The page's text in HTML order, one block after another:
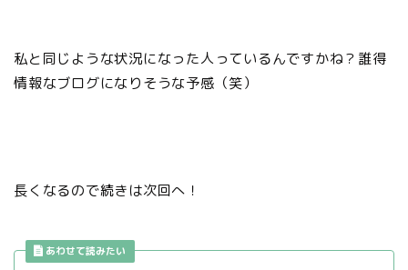
私と同じような状況になった人っているんですかね？誰得
情報なブログになりそうな予感（笑）
長くなるので続きは次回へ！